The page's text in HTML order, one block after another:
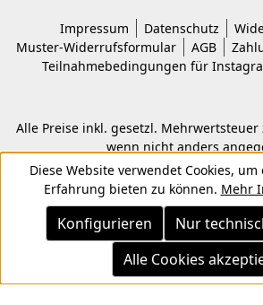
Impressum Datenschutz
Muster-Widerrufsformular
AGB
Teilnahmebedingungen für
Alle Preise inkl. gesetzl. Mehrwertsteuer
wenn nicht anders
© 2026 Copyright © Kwon KG. Alle
Diese Website verwendet Cookies,
Erfahrung bieten zu können. Mehr
Nur
Konfigurieren
Alle Cookies